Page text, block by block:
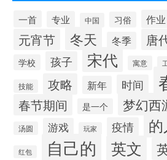
一首 专业 中国 习俗 作业
元宵节 冬天 冬季 唐
学校
孩子 宋代 寓意
技能 攻略 新年 时间
春节期间 是一个 梦幻西
汤圆 游戏 玩家 疫情 的
红包 自己的 英文